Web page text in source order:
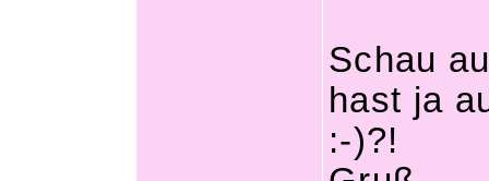
Schau
hast ja
:-)?!